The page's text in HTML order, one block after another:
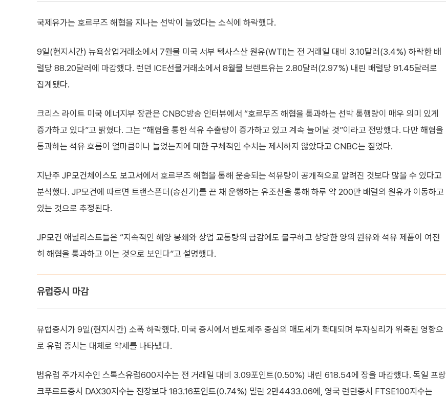
국제유가는 호르무즈 해협을 지나는 선박이 늘었다는 소식에 하락했다.
9일(현지시간) 뉴욕상업거래소에서 7월물 미국 서부 텍사스산 원유(WTI)는 전 거래일 대비 3.10달러(3.4%) 하락한 배
럴당 88.20달러에 마감했다. 런던 ICE선물거래소에서 8월물 브렌트유는 2.80달러(2.97%) 내린 배럴당 91.45달러로
집계됐다.
크리스 라이트 미국 에너지부 장관은 CNBC방송 인터뷰에서 “호르무즈 해협을 통과하는 선박 통행량이 매우 의미 있게
증가하고 있다”고 밝혔다. 그는 “해협을 통한 석유 수출량이 증가하고 있고 계속 늘어날 것”이라고 전망했다. 다만 해협을
통과하는 석유 흐름이 얼마큼이나 늘었는지에 대한 구체적인 수치는 제시하지 않았다고 CNBC는 짚었다.
지난주 JP모건체이스도 보고서에서 호르무즈 해협을 통해 운송되는 석유량이 공개적으로 알려진 것보다 많을 수 있다고
분석했다. JP모건에 따르면 트랜스폰더(송신기)를 끈 채 운행하는 유조선을 통해 하루 약 200만 배럴의 원유가 이동하고
있는 것으로 추정된다.
JP모건 애널리스트들은 “지속적인 해양 봉쇄와 상업 교통량의 급감에도 불구하고 상당한 양의 원유와 석유 제품이 여전
히 해협을 통과하고 이는 것으로 보인다”고 설명했다.
유럽증시 마감
유럽증시가 9일(현지시간) 소폭 하락했다. 미국 증시에서 반도체주 중심의 매도세가 확대되며 투자심리가 위축된 영향으
로 유럽 증시는 대체로 약세를 나타냈다.
범유럽 주가지수인 스톡스유럽600지수는 전 거래일 대비 3.09포인트(0.50%) 내린 618.54에 장을 마감했다. 독일 프랑
크푸르트증시 DAX30지수는 전장보다 183.16포인트(0.74%) 밀린 2만4433.06에, 영국 런던증시 FTSE100지수는